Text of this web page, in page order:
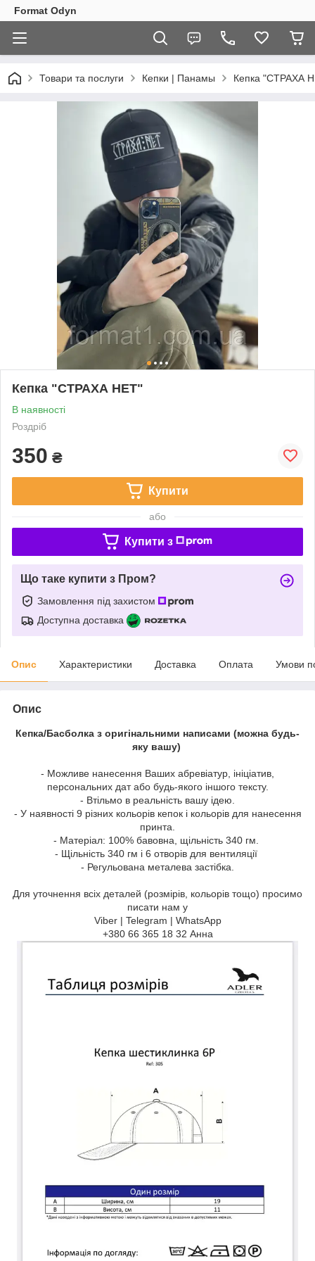
Format Odyn
Товари та послуги Кепки | Панамы Кепка "СТРАХА
Кепка "СТРАХА НЕТ"
В наявності
Роздріб
350 ₴
Купити
або
Купити з
Що таке купити з Пром?
Замовлення під захистом
Доступна доставка
Опис Характеристики Доставка Оплата Умови
Опис
Кепка/Басболка з оригінальними написами (можна будь-
яку вашу)
- Можливе нанесення Ваших абревіатур, ініціатив,
персональних дат або будь-якого іншого тексту.
- Втільмо в реальність вашу ідею.
- У наявності 9 різних кольорів кепок і кольорів для нанесення
принта.
- Матеріал: 100% бавовна, щільність 340 гм.
- Щільність 340 гм і 6 отворів для вентиляції
- Регульована металева застібка.
Для уточнення всіх деталей (розмірів, кольорів тощо) просимо
писати нам у
Viber | Telegram | WhatsApp
+380 66 365 18 32 Анна